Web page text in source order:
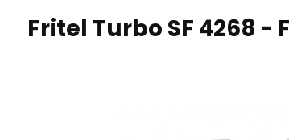
Fritel Turbo SF 4268